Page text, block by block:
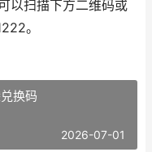
以扫描下方二维码或
。
换码
2026-07-01